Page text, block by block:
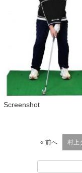
Screenshot
« 前へ 村上